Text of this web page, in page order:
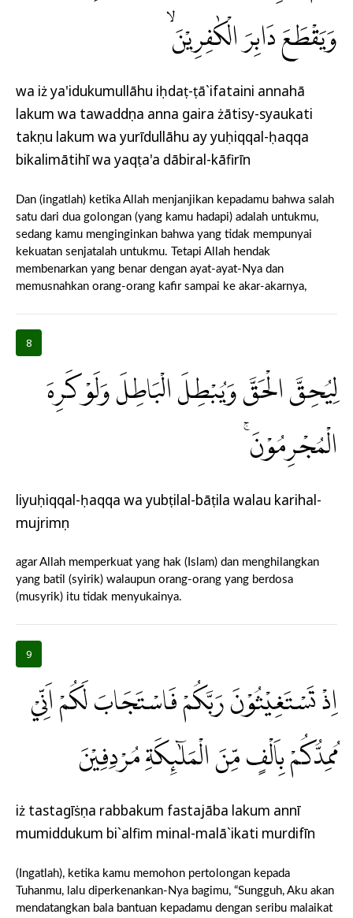
وَيَقْطَعَ دَابِرَ الْكٰفِرِيْنَۙ
wa iż ya'idukumullāhu iḥdaṭ-ṭā`ifataini annahā
lakum wa tawaddụna anna gaira żātisy-syaukati
takụnu lakum wa yurīdullāhu ay yuḥiqqal-ḥaqqa
bikalimātihī wa yaqṭa'a dābiral-kāfirīn
Dan (ingatlah) ketika Allah menjanjikan kepadamu bahwa salah
satu dari dua golongan (yang kamu hadapi) adalah untukmu,
sedang kamu menginginkan bahwa yang tidak mempunyai
kekuatan senjatalah untukmu. Tetapi Allah hendak
membenarkan yang benar dengan ayat-ayat-Nya dan
memusnahkan orang-orang kafir sampai ke akar-akarnya,
8
لِيُحِقَّ الْحَقَّ وَيُبْطِلَ الْبَاطِلَ وَلَوْ كَرِهَ
الْمُجْرِمُوْنَۚ
liyuḥiqqal-ḥaqqa wa yubṭilal-bāṭila walau karihal-
mujrimụn
agar Allah memperkuat yang hak (Islam) dan menghilangkan
yang batil (syirik) walaupun orang-orang yang berdosa
(musyrik) itu tidak menyukainya.
9
اِذْ تَسْتَغِيْثُوْنَ رَبَّكُمْ فَاسْتَجَابَ لَكُمْ اَنِّيْ
مُمِدُّكُمْ بِاَلْفٍ مِّنَ الْمَلٰۤىِٕكَةِ مُرْدِفِيْنَ
iż tastagīṡụna rabbakum fastajāba lakum annī
mumiddukum bi`alfim minal-malā`ikati murdifīn
(Ingatlah), ketika kamu memohon pertolongan kepada
Tuhanmu, lalu diperkenankan-Nya bagimu, “Sungguh, Aku akan
mendatangkan bala bantuan kepadamu dengan seribu malaikat